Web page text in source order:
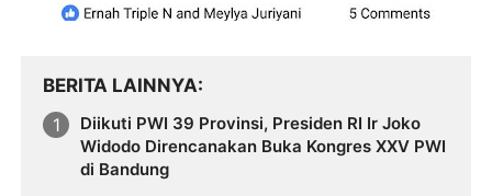
BERITA LAINNYA
Diikuti PWI 39 Provinsi, Presiden RI Ir Joko
Widodo Direncanakan Buka Kongres XXV PWI
di Bandung